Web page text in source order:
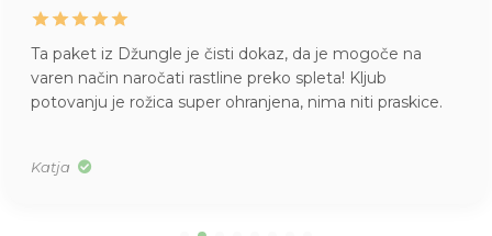
Ta paket iz Džungle je čisti dokaz, da je mogoče na
varen način naročati rastline preko spleta! Kljub
potovanju je rožica super ohranjena, nima niti praskice.
Katja